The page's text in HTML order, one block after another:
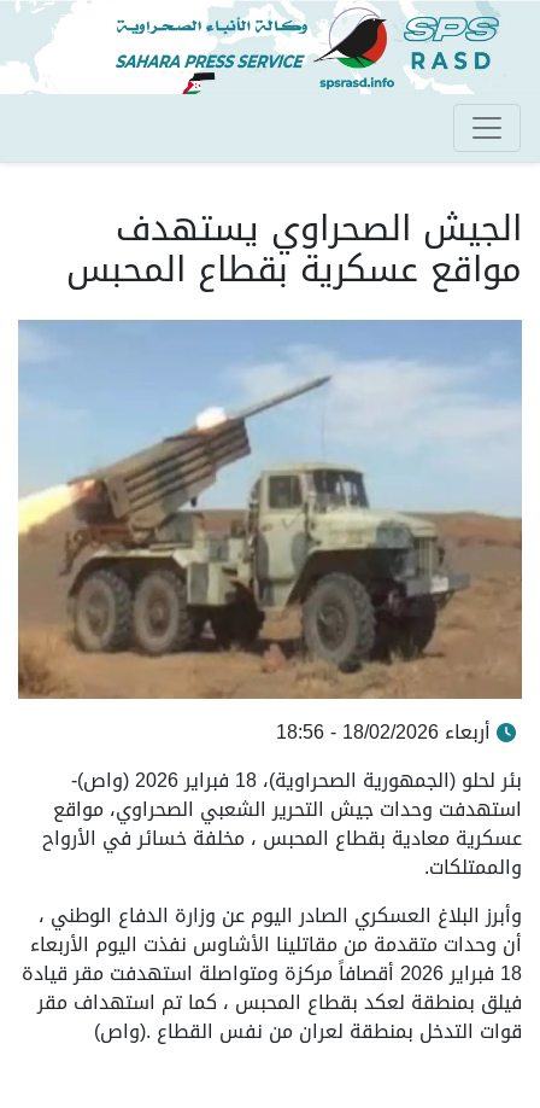
تجاوز
إلى
المحتوى
الرئيسي
الجيش الصحراوي يستهدف
مواقع عسكرية بقطاع المحبس
أربعاء 18/02/2026 - 18:56
بئر لحلو (الجمهورية الصحراوية)، 18 فبراير 2026 (واص)-
استهدفت وحدات جيش التحرير الشعبي الصحراوي، مواقع
عسكرية معادية بقطاع المحبس ، مخلفة خسائر في الأرواح
والممتلكات.
وأبرز البلاغ العسكري الصادر اليوم عن وزارة الدفاع الوطني ،
أن وحدات متقدمة من مقاتلينا الأشاوس نفذت اليوم الأربعاء
18 فبراير 2026 أقصافاً مركزة ومتواصلة استهدفت مقر قيادة
فيلق بمنطقة لعكد بقطاع المحبس ، كما تم استهداف مقر
قوات التدخل بمنطقة لعران من نفس القطاع .(واص)